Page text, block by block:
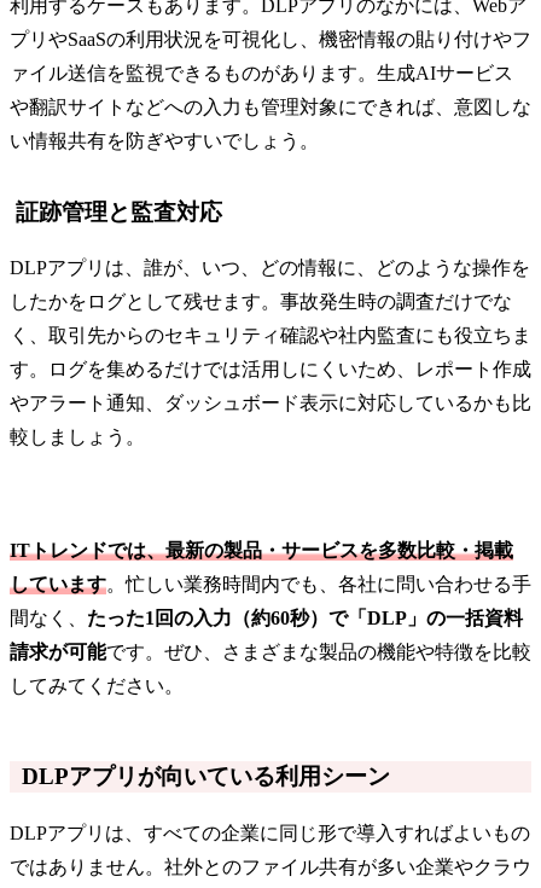
利用するケースもあります。DLPアプリのなかには、Webア
プリやSaaSの利用状況を可視化し、機密情報の貼り付けやフ
ァイル送信を監視できるものがあります。生成AIサービス
や翻訳サイトなどへの入力も管理対象にできれば、意図しな
い情報共有を防ぎやすいでしょう。
証跡管理と監査対応
DLPアプリは、誰が、いつ、どの情報に、どのような操作を
したかをログとして残せます。事故発生時の調査だけでな
く、取引先からのセキュリティ確認や社内監査にも役立ちま
す。ログを集めるだけでは活用しにくいため、レポート作成
やアラート通知、ダッシュボード表示に対応しているかも比
較しましょう。
ITトレンドでは、最新の製品・サービスを多数比較・掲載
しています。忙しい業務時間内でも、各社に問い合わせる手
間なく、 たった1回の入力（約60秒）で「DLP」の一括資料
請求が可能です。ぜひ、さまざまな製品の機能や特徴を比較
してみてください。
DLPアプリが向いている利用シーン
DLPアプリは、すべての企業に同じ形で導入すればよいもの
ではありません。社外とのファイル共有が多い企業やクラウ